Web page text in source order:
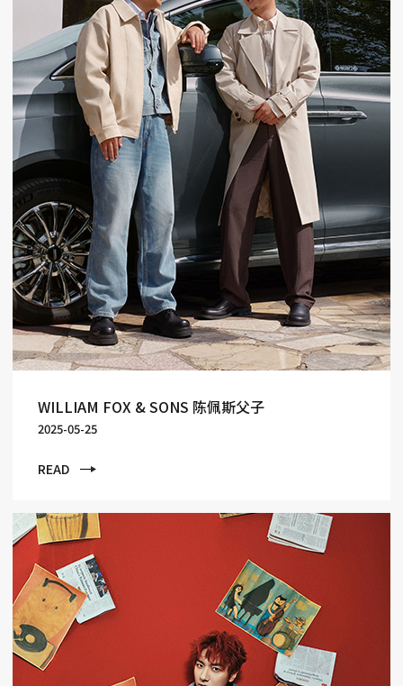
WILLIAM FOX & SONS 陈佩斯父子
2025-05-25
READ